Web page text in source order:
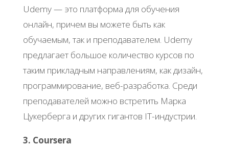
Udemy — это платформа для обучения
онлайн, причем вы можете быть как
обучаемым, так и преподавателем. Udemy
предлагает большое количество курсов по
таким прикладным направлениям, как дизайн,
программирование, веб-разработка. Среди
преподавателей можно встретить Марка
Цукерберга и других гигантов IT-индустрии.
3. Сoursera